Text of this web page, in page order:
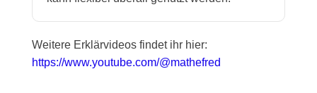
Weitere Erklärvideos findet ihr hier:
https://www.youtube.com/@mathefred